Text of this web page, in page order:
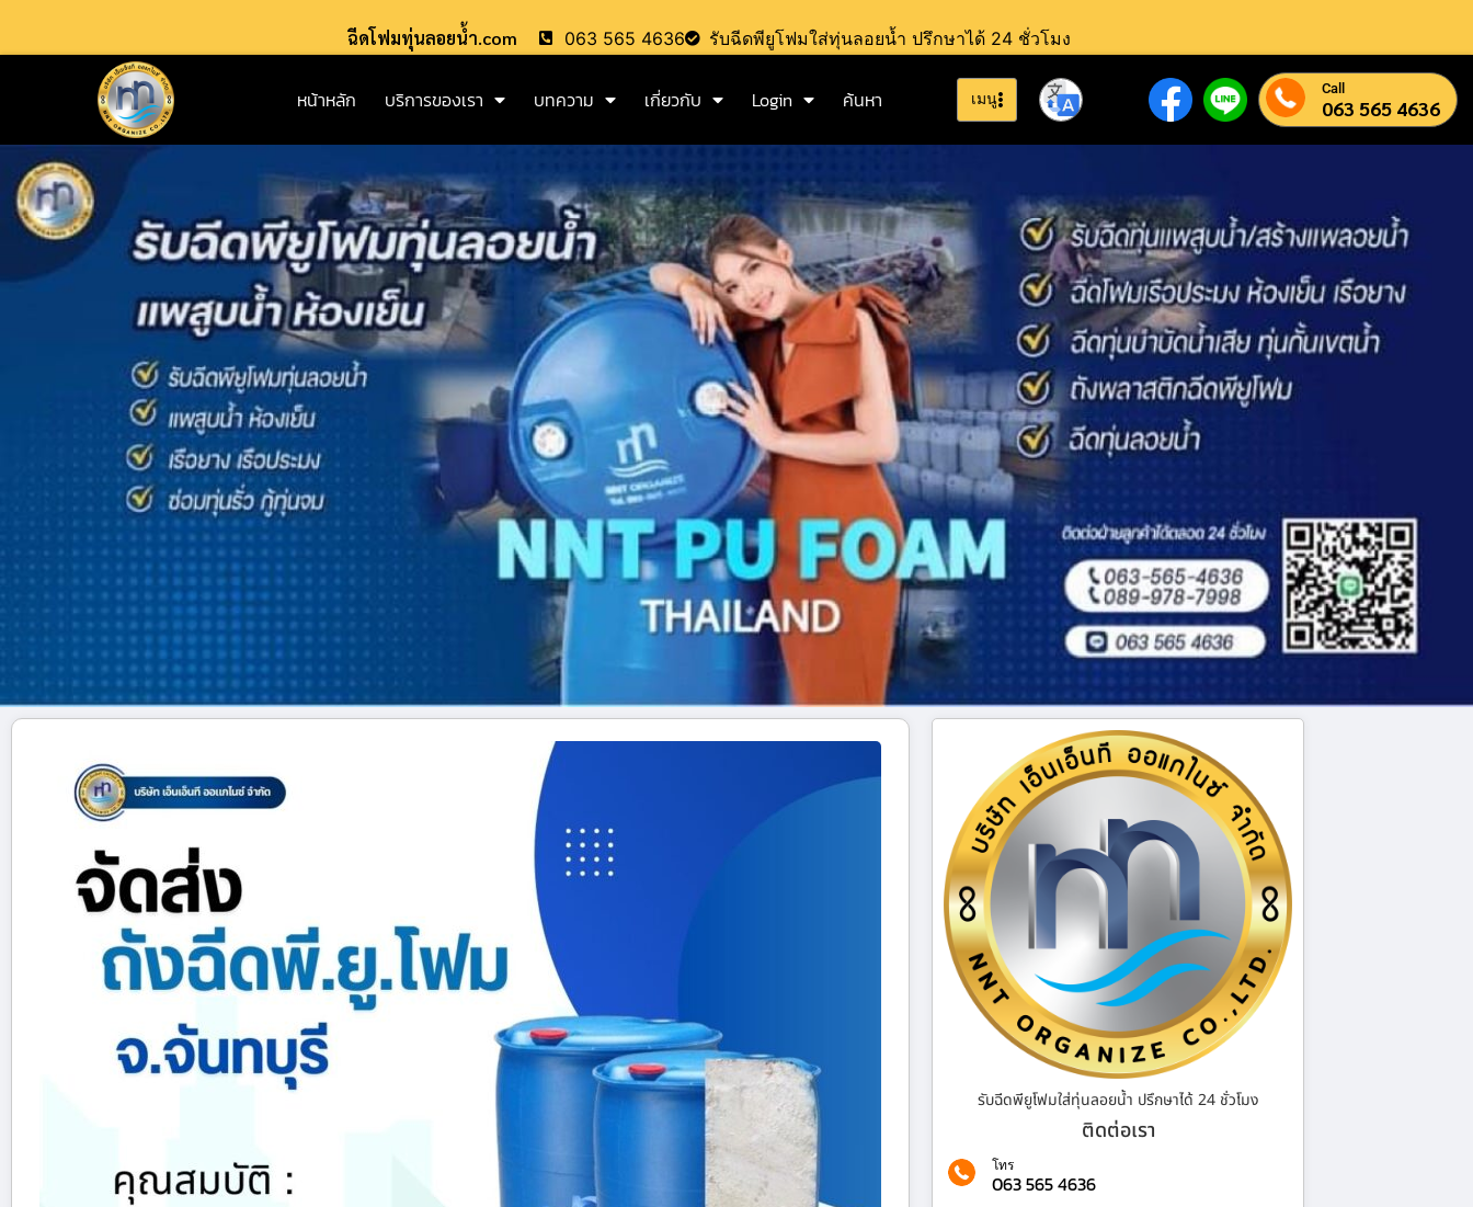
ฉีดโฟมทุ่นลอยน้ำ.com 063 565 4636 รับฉีดพียูโฟมใส่ทุ่นลอยน้ำ ปรึกษาได้ 24 ชั่วโมง
หน้าหลัก บริการของเรา บทความ เกี่ยวกับ Login ค้นหา เมนู Call
063 565 4636
รับฉีดพียูโฟมใส่ทุ่นลอยน้ำ ปรึกษาได้ 24 ชั่วโมง
ติดต่อเรา
โทร
063 565 4636